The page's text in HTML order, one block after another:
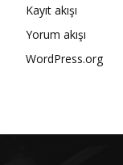
Kayıt akışı
Yorum akışı
WordPress.org